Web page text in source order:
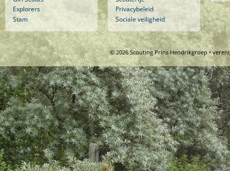
Explorers
Stam
Privacybeleid
Sociale veiligheid
© 2026 Scouting Prins Hendrikgroep •